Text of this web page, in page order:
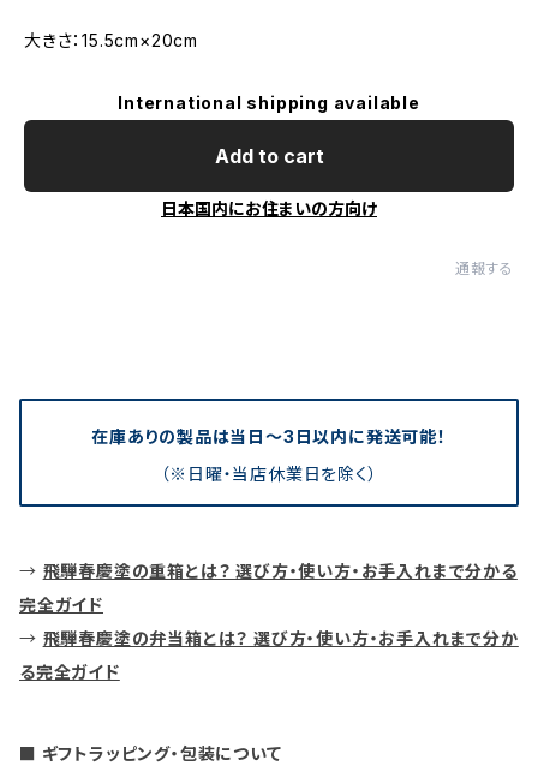
大きさ：15.5cm×20cm
International shipping available
Add to cart
日本国内にお住まいの方向け
通報する
在庫ありの製品は当日〜3日以内に発送可能！
（※日曜・当店休業日を除く）
→ 飛騨春慶塗の重箱とは？ 選び方・使い方・お手入れまで分かる
完全ガイド
→ 飛騨春慶塗の弁当箱とは？ 選び方・使い方・お手入れまで分か
る完全ガイド
■ ギフトラッピング・包装について